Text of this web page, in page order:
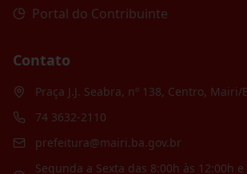
Portal do Contribuinte
Contato
Praça J.J. Seabra, nº 138, Centro, Mairi/
74 3632-2110
prefeitura@mairi.ba.gov.br
Segunda a Sexta das 8:00h às 12:00h